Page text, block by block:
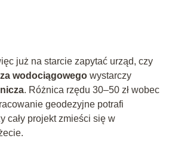
już na starcie zapytać urząd, czy
wodociągowegowystarczy
. Różnica rzędu 30–50 zł wobec
geodezyjne potrafi
cały projekt zmieści się w